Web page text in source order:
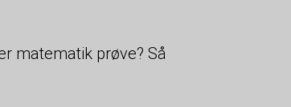
matematik prøve? Så